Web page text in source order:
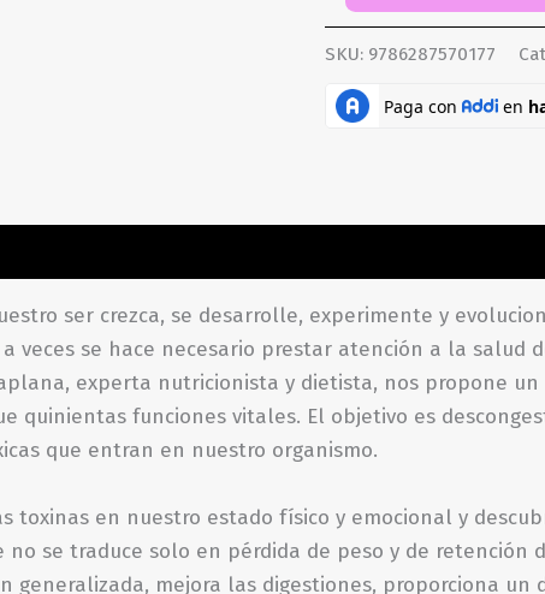
hepática
cantidad
SKU: 9786287570177
ser crezca, se desarrolle, experimente y
veces se hace necesario prestar atención a la salud
experta nutricionista y dietista, nos propone
quinientas funciones vitales. El objetivo es
que entran en nuestro organismo.
toxinas en nuestro estado físico y emocional y
se traduce solo en pérdida de peso y de retención
generalizada, mejora las digestiones, proporciona